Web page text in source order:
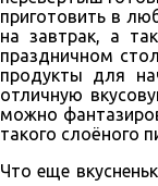
приготовить в
на завтрак, а
праздничном
продукты для
отличную
можно
такого слоёного
Что еще